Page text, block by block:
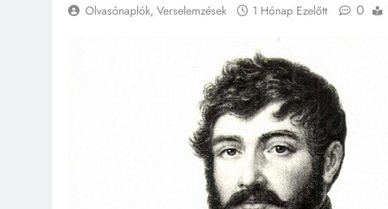
Olvasónaplók, Verselemzések 1 Hónap Ezelőtt 0